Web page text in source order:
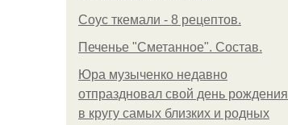
Соус ткемали - 8 рецептов.
Печенье "Сметанное". Состав.
Юра музыченко недавно
отпраздновал свой день рождения
в кругу самых близких и родных